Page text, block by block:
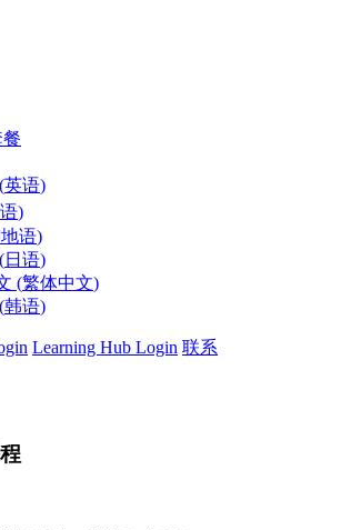
(英语)
)
语)
(日语)
(繁体中文)
(韩语)
Learning Hub Login 联系